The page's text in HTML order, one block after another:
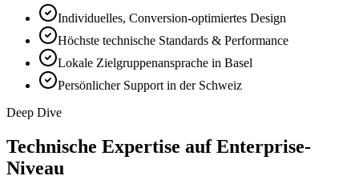
Individuelles, Conversion-optimiertes Design
Höchste technische Standards & Performance
Lokale Zielgruppenansprache in Basel
Persönlicher Support in der Schweiz
Deep Dive
Technische Expertise auf Enterprise-
Niveau